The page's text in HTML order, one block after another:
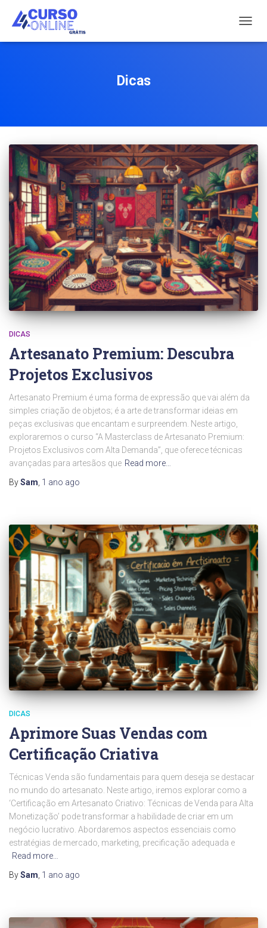
Dicas
DICAS
Artesanato Premium: Descubra
Projetos Exclusivos
Artesanato Premium é uma forma de expressão que vai além da
simples criação de objetos; é a arte de transformar ideias em
peças exclusivas que encantam e surpreendem. Neste artigo,
exploraremos o curso “A Masterclass de Artesanato Premium:
Projetos Exclusivos com Alta Demanda”, que oferece técnicas
avançadas para artesãos que Read more…
BySam 1 ano ago
DICAS
Aprimore Suas Vendas com
Certificação Criativa
Técnicas Venda são fundamentais para quem deseja se destacar
no mundo do artesanato. Neste artigo, iremos explorar como a
‘Certificação em Artesanato Criativo: Técnicas de Venda para Alta
Monetização’ pode transformar a habilidade de criar em um
negócio lucrativo. Abordaremos aspectos essenciais como
estratégias de mercado, marketing, precificação adequada e
Read more…
BySam, 1 ano ago